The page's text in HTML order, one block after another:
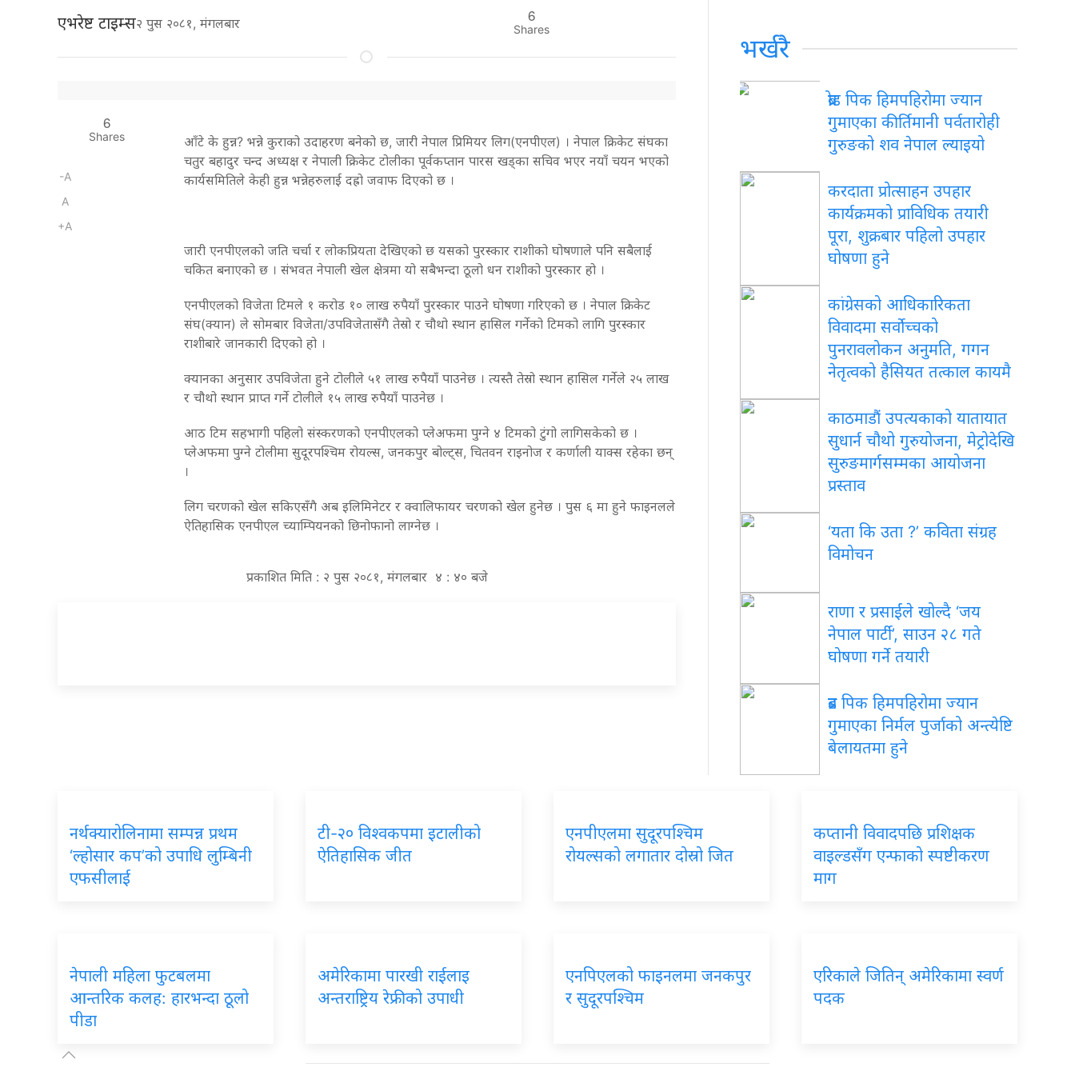
एभरेष्ट टाइम्स२ पुस २०८१, मंगलबार 6
Shares
6
Shares
-A
A
+A
आँटे के हुन्न? भन्ने कुराको उदाहरण बनेको छ, जारी नेपाल प्रिमियर लिग(एनपीएल) । नेपाल क्रिकेट संघका
चतुर बहादुर चन्द अध्यक्ष र नेपाली क्रिकेट टोलीका पूर्वकप्तान पारस खड्का सचिव भएर नयाँ चयन भएको
कार्यसमितिले केही हुन्न भन्नेहरुलाई दह्रो जवाफ दिएको छ ।
जारी एनपीएलको जति चर्चा र लोकप्रियता देखिएको छ यसको पुरस्कार राशीको घोषणाले पनि सबैलाई
चकित बनाएको छ । संभवत नेपाली खेल क्षेत्रमा यो सबैभन्दा ठूलो धन राशीको पुरस्कार हो ।
एनपीएलको विजेता टिमले १ करोड १० लाख रुपैयाँ पुरस्कार पाउने घोषणा गरिएको छ । नेपाल क्रिकेट
संघ(क्यान) ले सोमबार विजेता/उपविजेतासँगै तेस्रो र चौथो स्थान हासिल गर्नेको टिमको लागि पुरस्कार
राशीबारे जानकारी दिएको हो ।
क्यानका अनुसार उपविजेता हुने टोलीले ५१ लाख रुपैयाँ पाउनेछ । त्यस्तै तेस्रो स्थान हासिल गर्नेले २५ लाख
र चौथो स्थान प्राप्त गर्ने टोलीले १५ लाख रुपैयाँ पाउनेछ ।
आठ टिम सहभागी पहिलो संस्करणको एनपीएलको प्लेअफमा पुग्ने ४ टिमको टुंगो लागिसकेको छ ।
प्लेअफमा पुग्ने टोलीमा सुदूरपश्चिम रोयल्स, जनकपुर बोल्ट्स, चितवन राइनोज र कर्णाली याक्स रहेका छन्
।
लिग चरणको खेल सकिएसँगै अब इलिमिनेटर र क्वालिफायर चरणको खेल हुनेछ । पुस ६ मा हुने फाइनलले
ऐतिहासिक एनपीएल च्याम्पियनको छिनोफानो लाग्नेछ ।
प्रकाशित मिति : २ पुस २०८१, मंगलबार ४ : ४० बजे
भर्खरै
ब्रोड पिक हिमपहिरोमा ज्यान
गुमाएका कीर्तिमानी पर्वतारोही
गुरुङको शव नेपाल ल्याइयो
करदाता प्रोत्साहन उपहार
कार्यक्रमको प्राविधिक तयारी
पूरा, शुक्रबार पहिलो उपहार
घोषणा हुने
कांग्रेसको आधिकारिकता
विवादमा सर्वोच्चको
पुनरावलोकन अनुमति, गगन
नेतृत्वको हैसियत तत्काल कायमै
काठमाडौं उपत्यकाको यातायात
सुधार्न चौथो गुरुयोजना, मेट्रोदेखि
सुरुङमार्गसम्मका आयोजना
प्रस्ताव
‘यता कि उता ?’ कविता संग्रह
विमोचन
राणा र प्रसाईंले खोल्दै ‘जय
नेपाल पार्टी’, साउन २८ गते
घोषणा गर्ने तयारी
ब्रड पिक हिमपहिरोमा ज्यान
गुमाएका निर्मल पुर्जाको अन्त्येष्टि
बेलायतमा हुने
नर्थक्यारोलिनामा सम्पन्न प्रथम
‘ल्होसार कप’को उपाधि लुम्बिनी
एफसीलाई
टी-२० विश्वकपमा इटालीको
ऐतिहासिक जीत
एनपीएलमा सुदूरपश्चिम
रोयल्सको लगातार दोस्रो जित
कप्तानी विवादपछि प्रशिक्षक
वाइल्डसँग एन्फाको स्पष्टीकरण
माग
नेपाली महिला फुटबलमा
आन्तरिक कलह: हारभन्दा ठूलो
पीडा
अमेरिकामा पारखी राईलाइ
अन्तराष्ट्रिय रेफ्रीको उपाधी
एनपिएलको फाइनलमा जनकपुर
र सुदूरपश्चिम
एरिकाले जितिन् अमेरिकामा स्वर्ण
पदक